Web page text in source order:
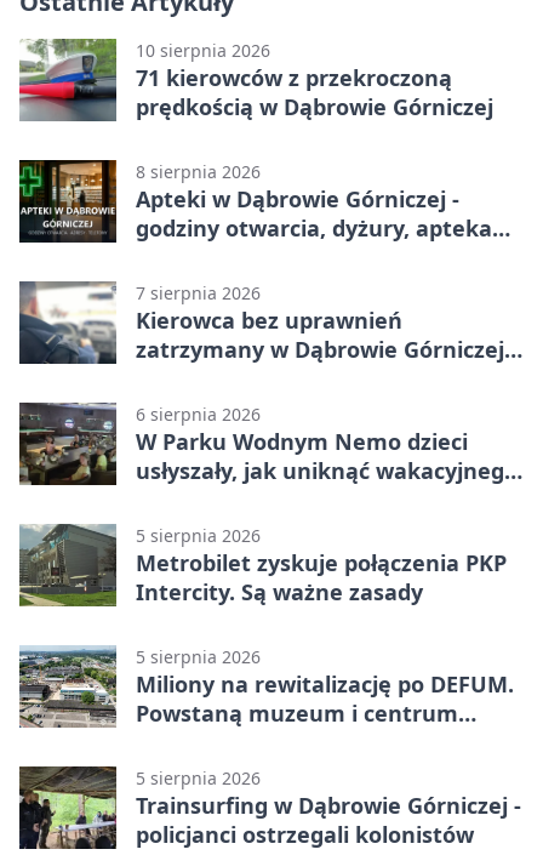
10 sierpnia 2026
71 kierowców z przekroczoną
prędkością w Dąbrowie Górniczej
8 sierpnia 2026
Apteki w Dąbrowie Górniczej -
godziny otwarcia, dyżury, apteka
7 sierpnia 2026
Kierowca bez uprawnień
zatrzymany w Dąbrowie Górniczej.
6 sierpnia 2026
W Parku Wodnym Nemo dzieci
usłyszały, jak uniknąć wakacyjnego
5 sierpnia 2026
Metrobilet zyskuje połączenia PKP
Intercity. Są ważne zasady
5 sierpnia 2026
Miliony na rewitalizację po DEFUM.
Powstaną muzeum i centrum
5 sierpnia 2026
Trainsurfing w Dąbrowie Górniczej -
policjanci ostrzegali kolonistów